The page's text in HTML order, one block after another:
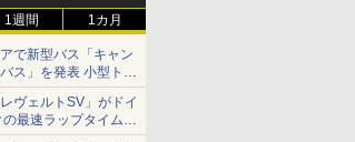
1週間 1カ月
で新型バス「キャン
ス」を発表 小型トラ
送向けバス
ヴェルトSV」がドイ
最速ラップタイムを